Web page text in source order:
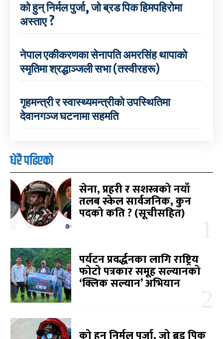
को हुन् निर्मल पुर्जा, जो ब्रड पिक हिमपहिरोमा
अस्ताए ?
नेपाल एकीकरणका सेनापति अमरसिंह थापाको
स्मृतिमा श्रद्धाञ्जली सभा (तस्वीरहरू)
गृहमन्त्री र स्वास्थ्यमन्त्रीको उपस्थितिमा
देवानगञ्ज घटनामा सहमति
धेरै पढिएको
सेना, प्रहरी र सशस्त्रको नयाँ
तलब स्केल सार्वजनिक, कुन
पदको कति ? (सूचीसहित)
पर्यटन प्रवर्द्धनका लागि राष्ट्रिय
फोटो पत्रकार समूह सल्यानको
‘क्लिक सल्यान’ अभियान